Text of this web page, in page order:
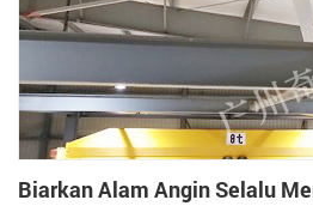
Biarkan Alam Angin Selalu